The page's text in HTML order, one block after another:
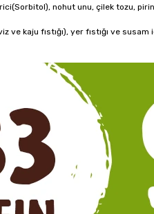
nohut unu, çilek tozu,
kaju fıstığı), yer fıstığı ve susam